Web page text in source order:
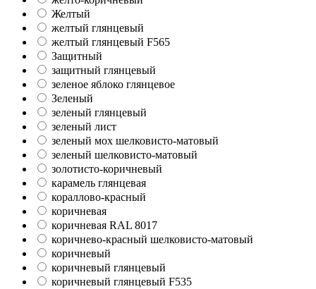
Желтый
желтый глянцевый
желтый глянцевый F565
Защитный
защитный глянцевый
зеленое яблоко глянцевое
Зеленый
зеленый глянцевый
зеленый лист
зеленый мох шелковисто-матовый
зеленый шелковисто-матовый
золотисто-коричневый
карамель глянцевая
кораллово-красный
коричневая
коричневая RAL 8017
коричнево-красный шелковисто-матовый
коричневый
коричневый глянцевый
коричневый глянцевый F535